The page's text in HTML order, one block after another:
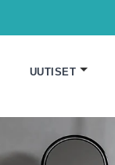
UUTISET